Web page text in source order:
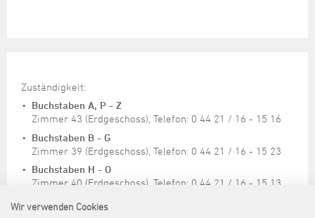
Zuständigkeit:
Buchstaben A, P - Z
Zimmer 43 (Erdgeschoss), Telefon: 0 44 21 / 16 - 15 16
Buchstaben B - G
Zimmer 39 (Erdgeschoss), Telefon: 0 44 21 / 16 - 15 23
Buchstaben H - O
Zimmer 40 (Erdgeschoss), Telefon: 0 44 21 / 16 - 15 13
Sprechzeiten:
Wir verwenden Cookies